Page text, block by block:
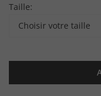
Taille:
Choisir votre taille